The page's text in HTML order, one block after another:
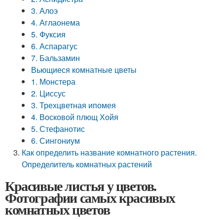
3. Алоэ
4. Аглаонема
5. Фуксия
6. Аспарагус
7. Бальзамин
Вьющиеся комнатные цветы
1. Монстера
2. Циссус
3. Трехцветная ипомея
4. Восковой плющ Хойя
5. Стефанотис
6. Сингониум
Как определить название комнатного растения.
Определитель комнатных растений
Красивые листья у цветов.
Фотографии самых красивых
комнатных цветов